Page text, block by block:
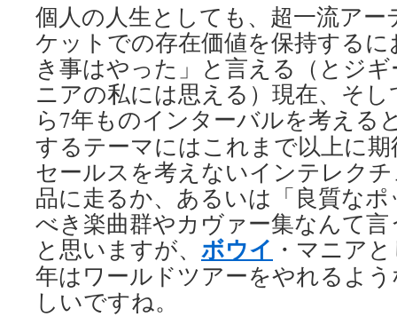
個人の人生としても、超一流ア
ケットでの存在価値を保持する
き事はやった」と言える（とジ
ニアの私には思える）現在、そし
ら7年ものインターバルを考える
するテーマにはこれまで以上に
セールスを考えないインテレク
品に走るか、あるいは「良質な
べき楽曲群やカヴァー集なんて
と思いますが、 ボウイ ・マニア
年はワールドツアーをやれるよ
しいですね。